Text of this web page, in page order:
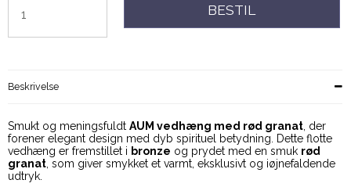
BESTIL
Beskrivelse
Smukt og meningsfuldt AUM vedhæng med rød granat , der
forener elegant design med dyb spirituel betydning. Dette flotte
vedhæng er fremstillet i bronze og prydet med en smuk rød
granat , som giver smykket et varmt, eksklusivt og iøjnefaldende
udtryk.